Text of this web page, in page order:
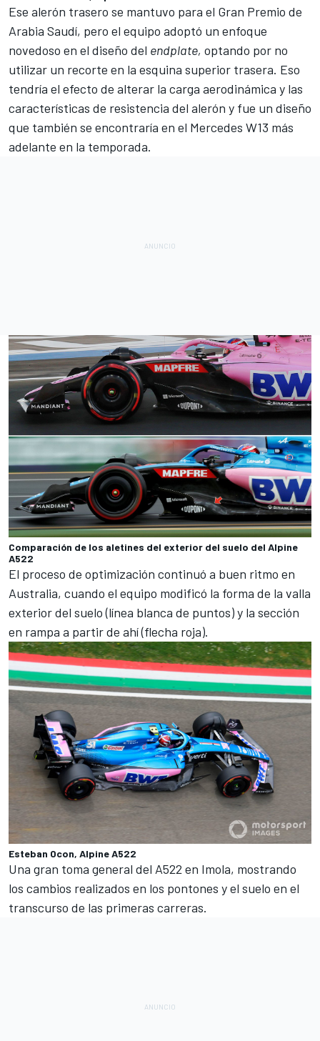
Ese alerón trasero se mantuvo para el Gran Premio de
Arabia Saudí, pero el equipo adoptó un enfoque
novedoso en el diseño del endplate, optando por no
utilizar un recorte en la esquina superior trasera. Eso
tendría el efecto de alterar la carga aerodinámica y las
características de resistencia del alerón y fue un diseño
que también se encontraría en el Mercedes W13 más
adelante en la temporada.
Comparación de los aletines del exterior del suelo del Alpine
A522
El proceso de optimización continuó a buen ritmo en
Australia, cuando el equipo modificó la forma de la valla
exterior del suelo (línea blanca de puntos) y la sección
en rampa a partir de ahí (flecha roja).
Esteban Ocon, Alpine A522
Una gran toma general del A522 en Imola, mostrando
los cambios realizados en los pontones y el suelo en el
transcurso de las primeras carreras.